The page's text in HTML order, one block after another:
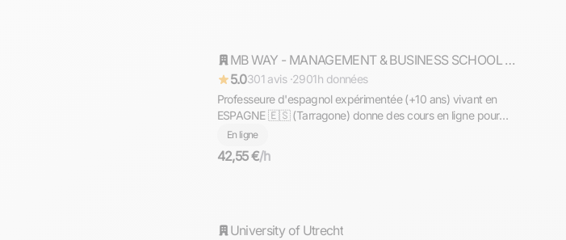
Répond rapidement
MB WAY - MANAGEMENT & BUSINESS SCHOOL - Mention Bien
5.0301 avis ·2901h données
Professeure d'espagnol expérimentée (+10 ans) vivant en
ESPAGNE 🇪🇸 (Tarragone) donne des cours en ligne pour
tous les niveaux !
En ligne
42,55 €/h
Répond rapidement
University of Utrecht